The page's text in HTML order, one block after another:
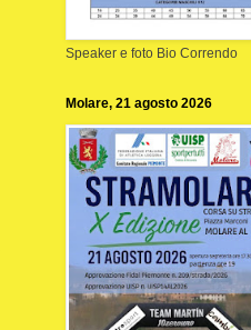
Speaker e foto Bio Correndo
Molare, 21 agosto 2026